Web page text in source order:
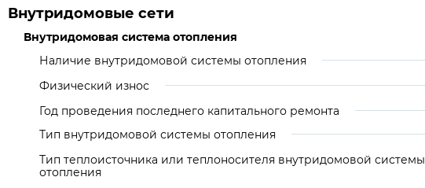
Внутридомовые сети
Внутридомовая система отопления
Наличие внутридомовой системы отопления
Физический износ
Год проведения последнего капитального ремонта
Тип внутридомовой системы отопления
Тип теплоисточника или теплоносителя внутридомовой системы
отопления